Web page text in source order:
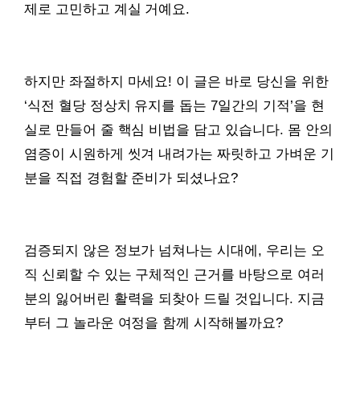
제로 고민하고 계실 거예요.
하지만 좌절하지 마세요! 이 글은 바로 당신을 위한
‘식전 혈당 정상치 유지를 돕는 7일간의 기적’을 현
실로 만들어 줄 핵심 비법을 담고 있습니다. 몸 안의
염증이 시원하게 씻겨 내려가는 짜릿하고 가벼운 기
분을 직접 경험할 준비가 되셨나요?
검증되지 않은 정보가 넘쳐나는 시대에, 우리는 오
직 신뢰할 수 있는 구체적인 근거를 바탕으로 여러
분의 잃어버린 활력을 되찾아 드릴 것입니다. 지금
부터 그 놀라운 여정을 함께 시작해볼까요?